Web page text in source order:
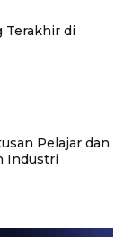
Terakhir di
Pelajar dan
Industri